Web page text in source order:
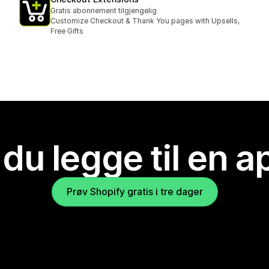
Gratis abonnement tilgjengelig
Customize Checkout & Thank You pages with Upsells,
Free Gifts
legge til en
Prøv Shopify gratis i tre dager